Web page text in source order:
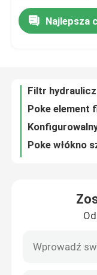
Element filtra
element filtra
Element filtra
Najlepsza